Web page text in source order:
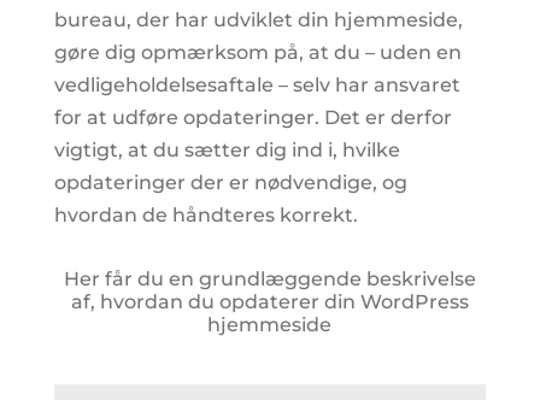
bureau, der har udviklet din hjemmeside,
gøre dig opmærksom på, at du – uden en
vedligeholdelsesaftale – selv har ansvaret
for at udføre opdateringer. Det er derfor
vigtigt, at du sætter dig ind i, hvilke
opdateringer der er nødvendige, og
hvordan de håndteres korrekt.
Her får du en grundlæggende beskrivelse
af, hvordan du opdaterer din WordPress
hjemmeside